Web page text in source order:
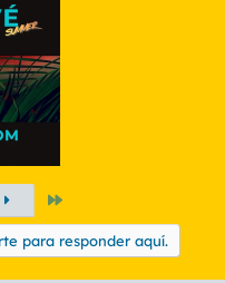
para responder aquí.